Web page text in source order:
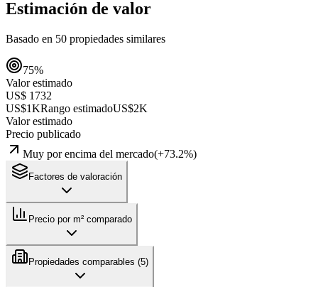
Estimación de valor
Basado en 50 propiedades similares
75%
Valor estimado
US$ 1732
US$1KRango estimadoUS$2K
Valor estimado
Precio publicado
Muy por encima del mercado(+73.2%)
Factores de valoración
Precio por m² comparado
Propiedades comparables (5)